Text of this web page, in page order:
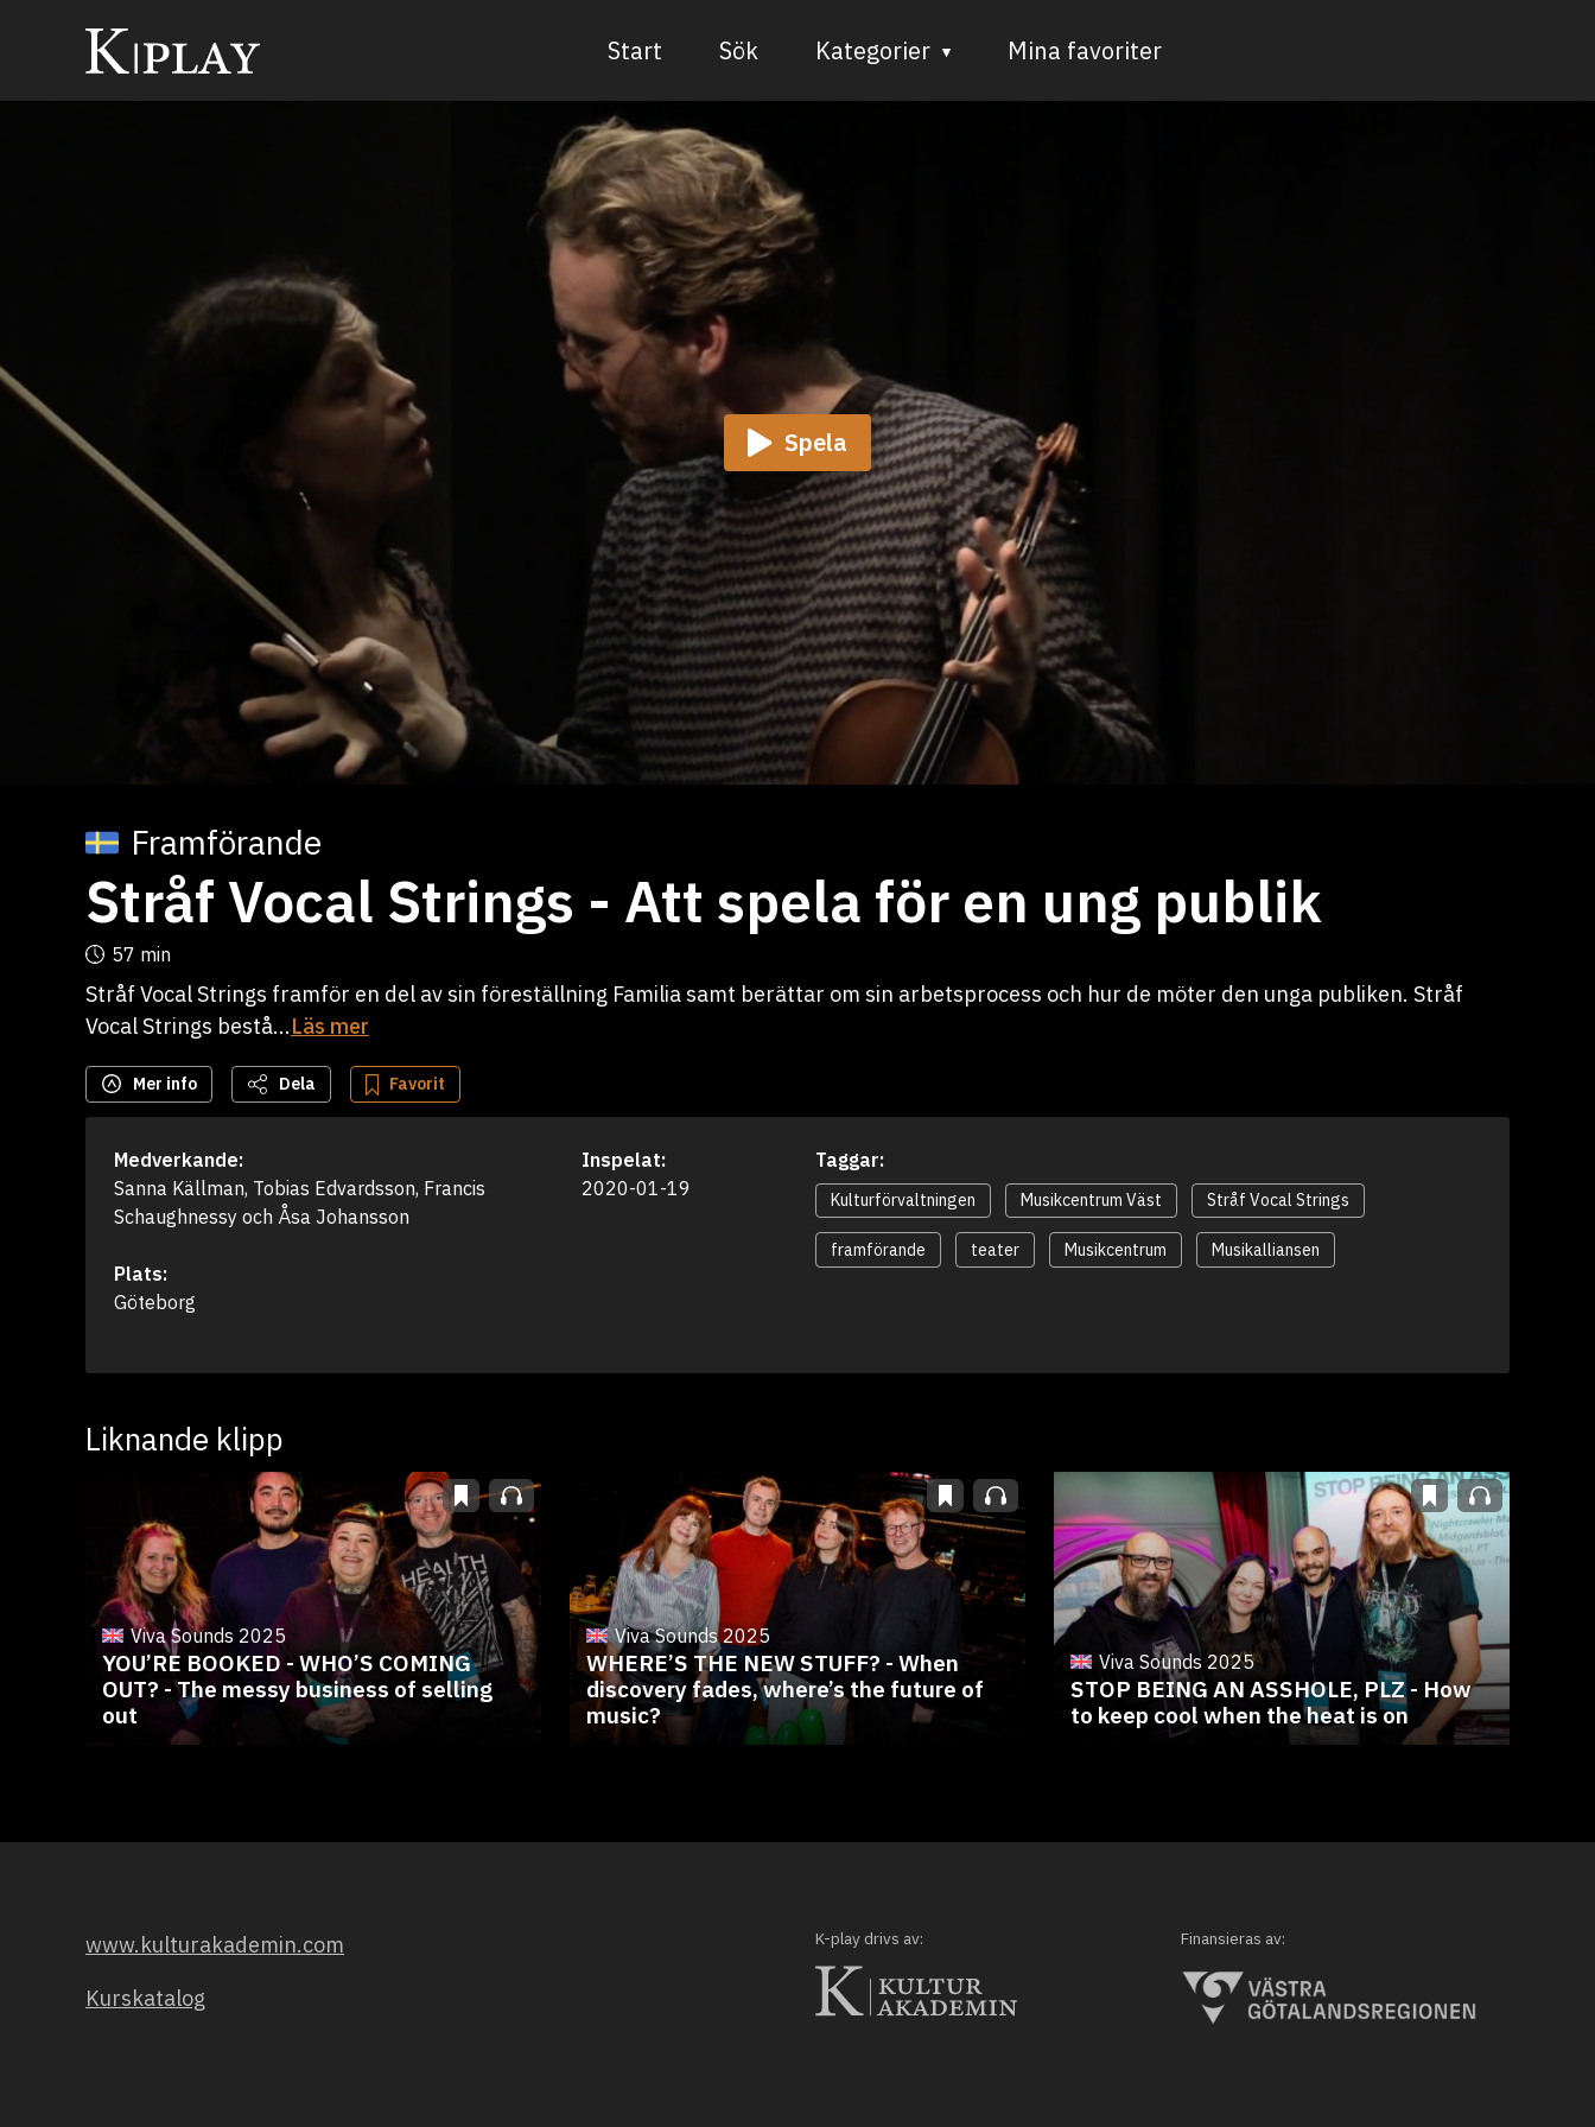
Start Sök Kategorier
Musik
Mina favoriter
Spela
Framförande
Stråf Vocal Strings - Att spela för en ung publik
57 min
Stråf Vocal Strings framför en del av sin föreställning Familia samt berättar om sin arbetsprocess och hur de möter den unga publiken. Stråf
Vocal Strings bestå...Läs mer
Mer info Dela Favorit
Medverkande:
Sanna Källman, Tobias Edvardsson, Francis
Schaughnessy och Åsa Johansson
Plats:
Göteborg
Inspelat:
2020-01-19
Taggar:
Kulturförvaltningen Musikcentrum Väst Stråf Vocal Strings
framförande teater Musikcentrum Musikalliansen
Liknande klipp
Viva Sounds 2025
YOU’RE BOOKED - WHO’S COMING
OUT? - The messy business of selling
out
Viva Sounds 2025
WHERE’S THE NEW STUFF? - When
discovery fades, where’s the future of
music?
Viva Sounds 2025
STOP BEING AN ASSHOLE, PLZ - How
to keep cool when the heat is on
www.kulturakademin.com
Kurskatalog
K-play drivs av: Finansieras av: